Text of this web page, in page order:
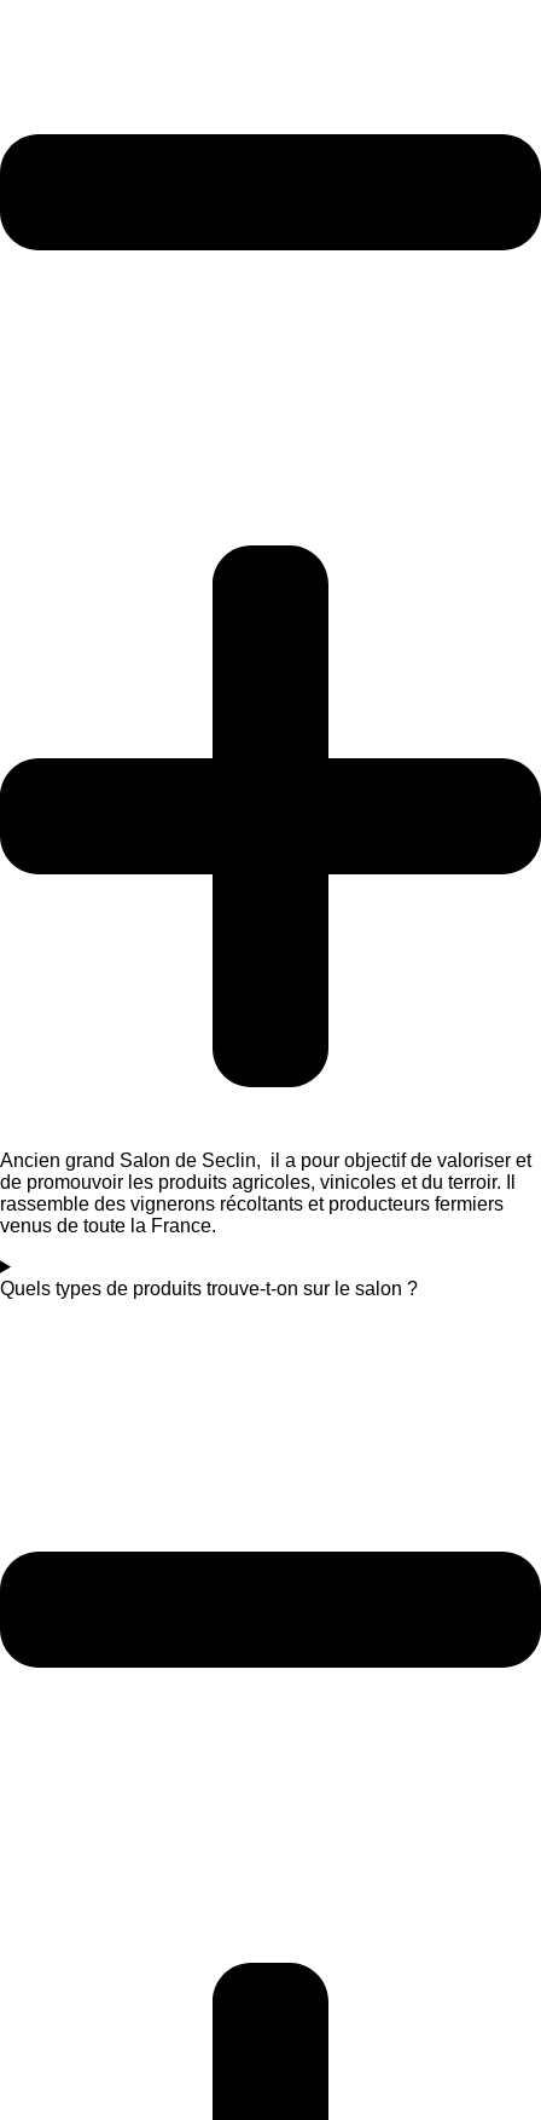
Ancien grand Salon de Seclin, il a pour objectif de valoriser et
de promouvoir les produits agricoles, vinicoles et du terroir. Il
rassemble des vignerons récoltants et producteurs fermiers
venus de toute la France.
Quels types de produits trouve-t-on sur le salon ?